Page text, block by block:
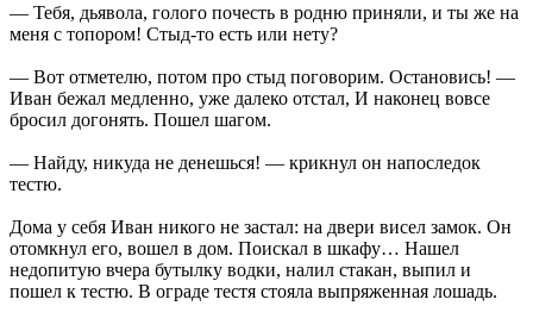
— Тебя, дьявола, голого почесть в родню приняли, и ты же на
меня с топором! Стыд-то есть или нету?
— Вот отметелю, потом про стыд поговорим. Остановись! —
Иван бежал медленно, уже далеко отстал, И наконец вовсе
бросил догонять. Пошел шагом.
— Найду, никуда не денешься! — крикнул он напоследок
тестю.
Дома у себя Иван никого не застал: на двери висел замок. Он
отомкнул его, вошел в дом. Поискал в шкафу… Нашел
недопитую вчера бутылку водки, налил стакан, выпил и
пошел к тестю. В ограде тестя стояла выпряженная лошадь.